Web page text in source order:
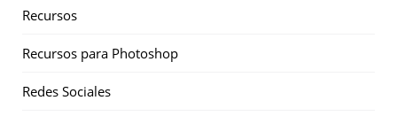
Recursos
Recursos para Photoshop
Redes Sociales